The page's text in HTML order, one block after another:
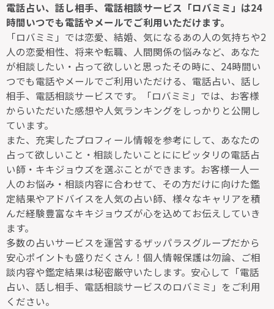
電話占い、話し相手、電話相談サービス「ロバミミ」は24
時間いつでも電話やメールでご利用いただけます。
「ロバミミ」では恋愛、結婚、気になるあの人の気持ちや2
人の恋愛相性、将来や転職、人間関係の悩みなど、あなた
が相談したい・占って欲しいと思ったその時に、24時間い
つでも電話やメールでご利用いただける、電話占い、話し
相手、電話相談サービスです。「ロバミミ」では、お客様
からいただいた感想や人気ランキングをしっかりと公開し
ています。
また、充実したプロフィール情報を参考にして、あなたの
占って欲しいこと・相談したいことににピッタリの電話占
い師・キキジョウズを選ぶことができます。お客様一人一
人のお悩み・相談内容に合わせて、その方だけに向けた鑑
定結果やアドバイスを人気の占い師、様々なキャリアを積
んだ経験豊富なキキジョウズが心を込めてお伝えしていき
ます。
多数の占いサービスを運営するザッパラスグループだから
安心ポイントも盛りだくさん！個人情報保護は勿論、ご相
談内容や鑑定結果は秘密厳守いたします。安心して「電話
占い、話し相手、電話相談サービスのロバミミ」をご利用
ください。